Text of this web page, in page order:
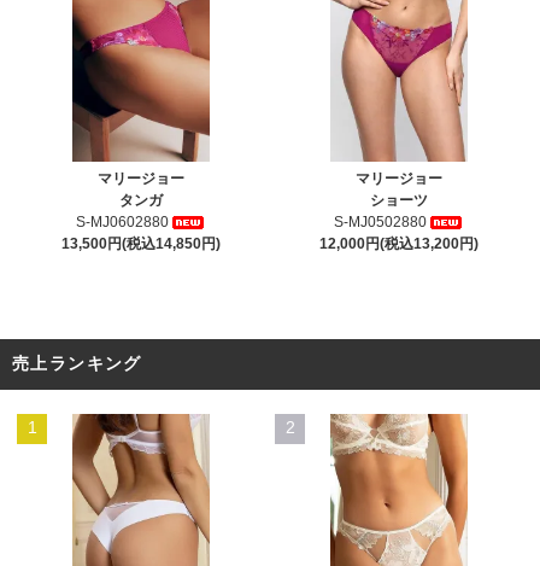
マリージョー
タンガ
S-MJ0602880
13,500円(税込14,850円)
マリージョー
ショーツ
S-MJ0502880
12,000円(税込13,200円)
売上ランキング
1 2